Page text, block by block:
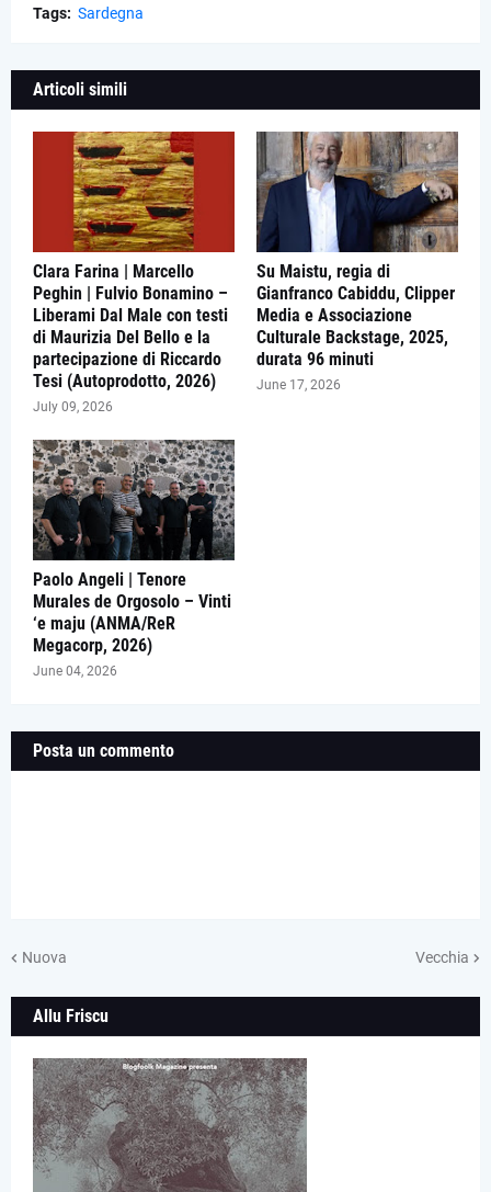
Tags: Sardegna
Articoli simili
Clara Farina | Marcello
Peghin | Fulvio Bonamino –
Liberami Dal Male con testi
di Maurizia Del Bello e la
partecipazione di Riccardo
Tesi (Autoprodotto, 2026)
July 09, 2026
Su Maistu, regia di
Gianfranco Cabiddu, Clipper
Media e Associazione
Culturale Backstage, 2025,
durata 96 minuti
June 17, 2026
Paolo Angeli | Tenore
Murales de Orgosolo – Vinti
‘e maju (ANMA/ReR
Megacorp, 2026)
June 04, 2026
Posta un commento
Nuova Vecchia
Allu Friscu